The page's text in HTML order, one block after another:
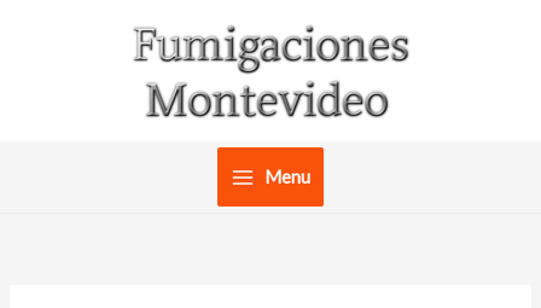
Menu